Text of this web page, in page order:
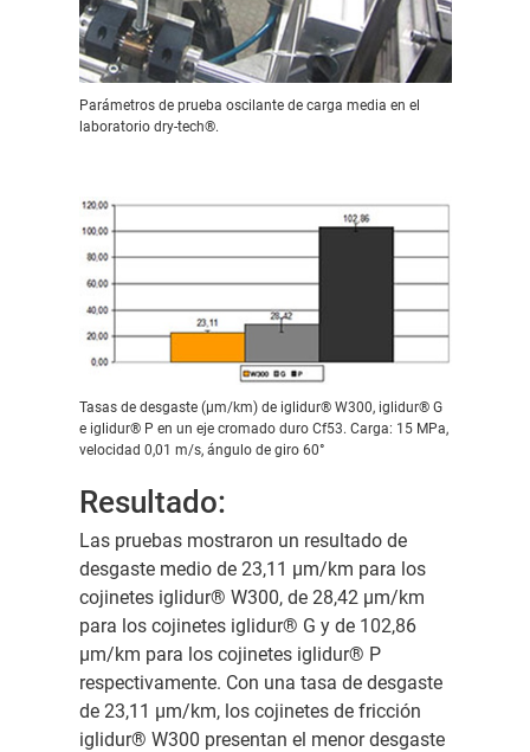
Parámetros de prueba oscilante de carga media en el
laboratorio dry-tech®.
Tasas de desgaste (μm/km) de iglidur® W300, iglidur® G
e iglidur® P en un eje cromado duro Cf53. Carga: 15 MPa,
velocidad 0,01 m/s, ángulo de giro 60°
Resultado:
Las pruebas mostraron un resultado de
desgaste medio de 23,11 µm/km para los
cojinetes iglidur® W300, de 28,42 µm/km
para los cojinetes iglidur® G y de 102,86
µm/km para los cojinetes iglidur® P
respectivamente. Con una tasa de desgaste
de 23,11 μm/km, los cojinetes de fricción
iglidur® W300 presentan el menor desgaste